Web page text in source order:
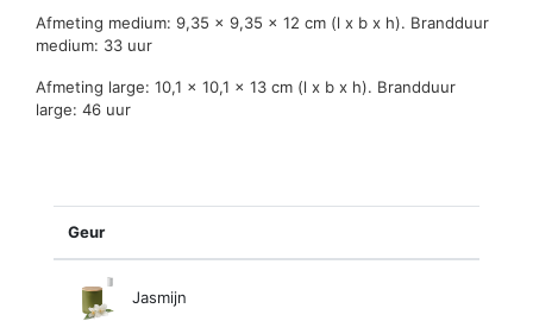
Afmeting medium: 9,35 x 9,35 x 12 cm (l x b x h). Brandduur
medium: 33 uur
Afmeting large: 10,1 x 10,1 x 13 cm (l x b x h). Brandduur
large: 46 uur
Geur
Jasmijn